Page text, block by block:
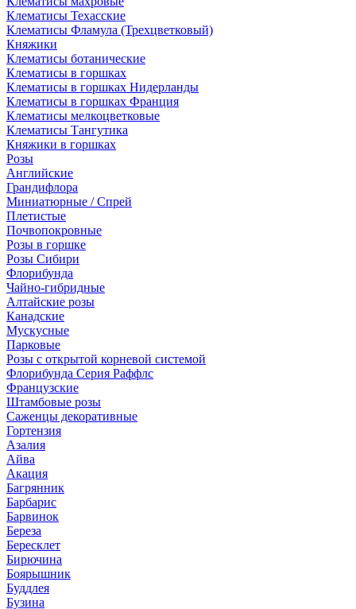
Клематисы Техасские
Клематисы Фламула (Трехцветковый)
Княжики
Клематисы ботанические
Клематисы в горшках
Клематисы в горшках Нидерланды
Клематисы в горшках Франция
Клематисы мелкоцветковые
Клематисы Тангутика
Княжики в горшках
Розы
Английские
Грандифлора
Миниатюрные / Спрей
Плетистые
Почвопокровные
Розы в горшке
Розы Сибири
Флорибунда
Чайно-гибридные
Алтайские розы
Канадские
Мускусные
Парковые
Розы с открытой корневой системой
Флорибунда Серия Раффлс
Французские
Штамбовые розы
Саженцы декоративные
Гортензия
Азалия
Айва
Акация
Багрянник
Барбарис
Барвинок
Береза
Бересклет
Бирючина
Боярышник
Буддлея
Бузина